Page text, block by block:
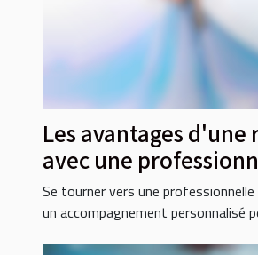
Les avantages
avec une
certifiée
Se tourner vers une
un accompagnement personnalisé